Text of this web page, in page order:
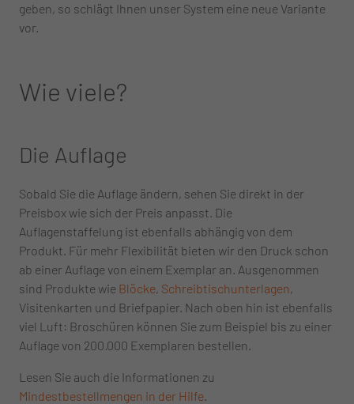
geben, so schlägt Ihnen unser System eine neue Variante
vor.
Wie viele?
Die Auflage
Sobald Sie die Auflage ändern, sehen Sie direkt in der
Preisbox wie sich der Preis anpasst. Die
Auflagenstaffelung ist ebenfalls abhängig von dem
Produkt. Für mehr Flexibilität bieten wir den Druck schon
ab einer Auflage von einem Exemplar an. Ausgenommen
sind Produkte wie Blöcke, Schreibtischunterlagen,
Visitenkarten und Briefpapier. Nach oben hin ist ebenfalls
viel Luft: Broschüren können Sie zum Beispiel bis zu einer
Auflage von 200.000 Exemplaren bestellen.
Lesen Sie auch die Informationen zu
Mindestbestellmengen in der Hilfe.